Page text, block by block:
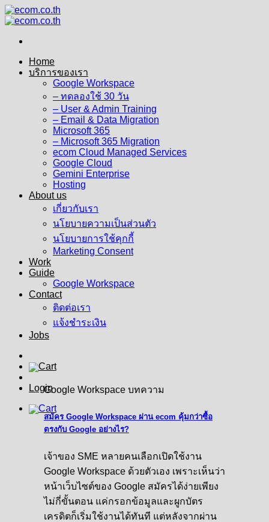
Skip
to
Home
บริการของเรา
Google Workspace
– ทดลองใช้ 30 วัน
– User & Admin Training
– Email & Data Migration
Microsoft 365
– Microsoft 365 Migration
ecom Cloud Managed Services
Google Cloud
Gemini Enterprise
Hosting
About us
เกี่ยวกับเรา
นโยบายความเป็นส่วนตัว
นโยบายการใช้คุกกี้
Marketing Consent
Work
Guide
Google Workspace
Contact
ติดต่อเรา
แจ้งชำระเงิน
Jobs
LoginGoogle Workspace บทความ
สมัคร Google Workspace ผ่าน ecom คุ้มกว่าซื้อ
ตรงกับ Google อย่างไร?
เจ้าของ SME หลายคนเลือกเปิดใช้งาน
Google Workspace ด้วยตัวเอง เพราะเห็นว่า
หน้าเว็บไซต์ของ Google สมัครได้ง่ายเพียง
ไม่กี่ขั้นตอน แค่กรอกข้อมูลและผูกบัตร
เครดิตก็เริ่มใช้งานได้ทันที แต่หลังจากผ่าน